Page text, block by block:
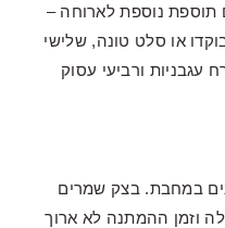
נוספת לארוחה –
או סלט טונה, שלישי
עגבניות ורביעי עסוק
במחבת. בצק שמרים
וזמן ההמתנה לא ארוך